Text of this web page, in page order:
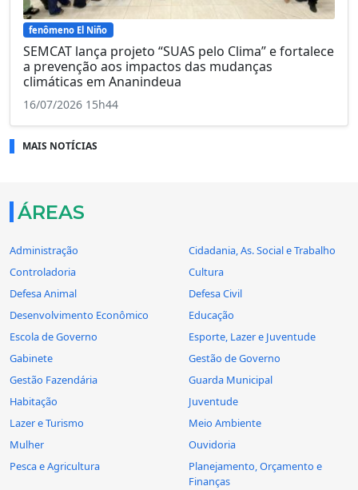
fenômeno El Niño
SEMCAT lança projeto “SUAS pelo Clima” e fortalece
a prevenção aos impactos das mudanças
climáticas em Ananindeua
16/07/2026 15h44
MAIS NOTÍCIAS
ÁREAS
Administração
Cidadania, As. Social e Trabalho
Controladoria
Cultura
Defesa Animal
Defesa Civil
Desenvolvimento Econômico
Educação
Escola de Governo
Esporte, Lazer e Juventude
Gabinete
Gestão de Governo
Gestão Fazendária
Guarda Municipal
Habitação
Juventude
Lazer e Turismo
Meio Ambiente
Mulher
Ouvidoria
Pesca e Agricultura
Planejamento, Orçamento e
Finanças